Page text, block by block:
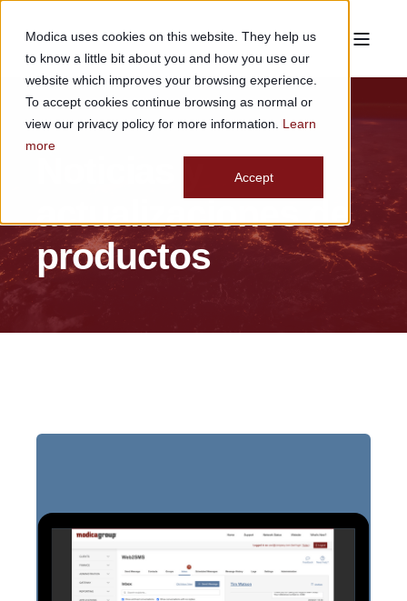
Modica uses cookies on this website. They help us
to know a little bit about you and how you use our
website which improves your browsing experience.
To accept cookies continue browsing as normal or
view our privacy policy for more information. Learn
more
Accept
Noticias y
actualizaciones de
productos